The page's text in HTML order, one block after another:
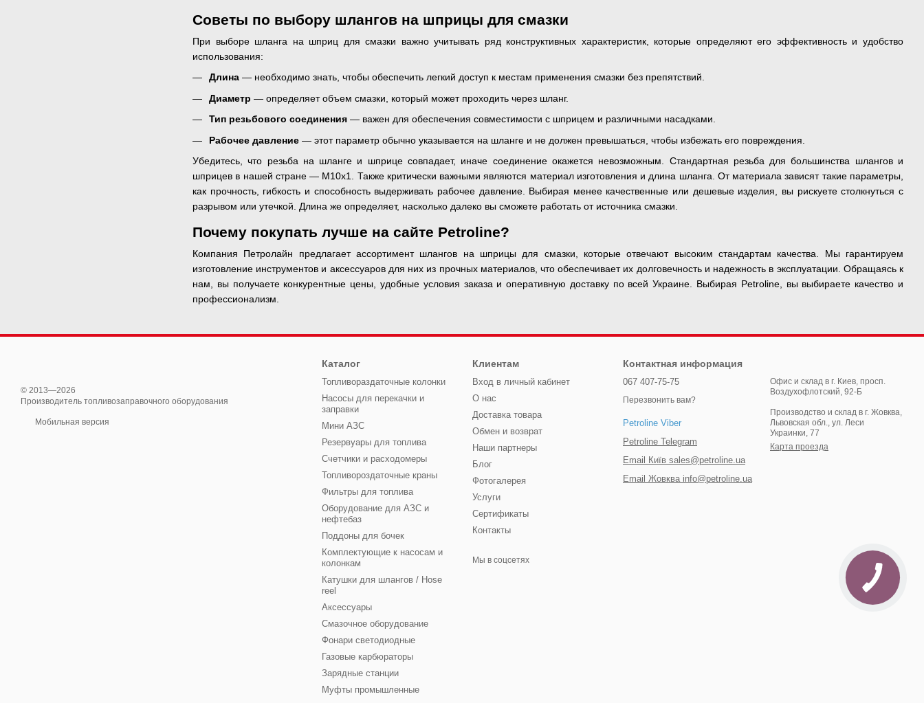
Советы по выбору шлангов на шприцы для смазки
При выборе шланга на шприц для смазки важно учитывать ряд конструктивных характеристик, которые определяют его эффективность и удобство
использования:
Длина — необходимо знать, чтобы обеспечить легкий доступ к местам применения смазки без препятствий.
Диаметр — определяет объем смазки, который может проходить через шланг.
Тип резьбового соединения — важен для обеспечения совместимости с шприцем и различными насадками.
Рабочее давление — этот параметр обычно указывается на шланге и не должен превышаться, чтобы избежать его повреждения.
Убедитесь, что резьба на шланге и шприце совпадает, иначе соединение окажется невозможным. Стандартная резьба для большинства шлангов и
шприцев в нашей стране — M10x1. Также критически важными являются материал изготовления и длина шланга. От материала зависят такие параметры,
как прочность, гибкость и способность выдерживать рабочее давление. Выбирая менее качественные или дешевые изделия, вы рискуете столкнуться с
разрывом или утечкой. Длина же определяет, насколько далеко вы сможете работать от источника смазки.
Почему покупать лучше на сайте Petroline?
Компания Петролайн предлагает ассортимент шлангов на шприцы для смазки, которые отвечают высоким стандартам качества. Мы гарантируем
изготовление инструментов и аксессуаров для них из прочных материалов, что обеспечивает их долговечность и надежность в эксплуатации. Обращаясь к
нам, вы получаете конкурентные цены, удобные условия заказа и оперативную доставку по всей Украине. Выбирая Petroline, вы выбираете качество и
профессионализм.
© 2013—2026
Производитель топливозаправочного оборудования
Мобильная версия
Каталог
Топливораздаточные колонки
Насосы для перекачки и
заправки
Мини АЗС
Резервуары для топлива
Счетчики и расходомеры
Топливороздаточные краны
Фильтры для топлива
Оборудование для АЗС и
нефтебаз
Поддоны для бочек
Комплектующие к насосам и
колонкам
Катушки для шлангов / Hose
reel
Аксессуары
Смазочное оборудование
Фонари светодиодные
Газовые карбюраторы
Зарядные станции
Муфты промышленные
Клиентам
Вход в личный кабинет
О нас
Доставка товара
Обмен и возврат
Наши партнеры
Блог
Фотогалерея
Услуги
Сертификаты
Контакты
Мы в соцсетях
Контактная информация
067 407-75-75
Перезвонить вам?
Petroline Viber
Petroline Telegram
Email Київ sales@petroline.ua
Email Жовква info@petroline.ua
Офис и склад в г. Киев, просп.
Воздухофлотский, 92-Б
Производство и склад в г. Жовква,
Львовская обл., ул. Леси
Украинки, 77
Карта проезда